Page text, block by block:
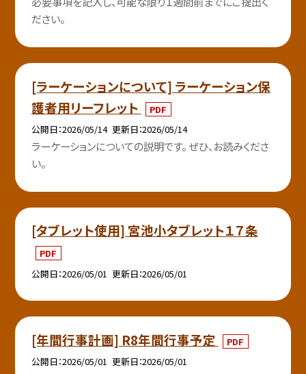
ださい。
[ラーケーションについて] ラーケーション保
護者用リーフレット
PDF
公開日 2026/05/14 更新日 2026/05/14
ラーケーションについての説明です。 ぜひ、お読みくださ
い。
[タブレット使用] 宮池小タブレット１７条
PDF
公開日 2026/05/01 更新日 2026/05/01
[年間行事計画] R8年間行事予定
PDF
公開日 2026/05/01 更新日 2026/05/01